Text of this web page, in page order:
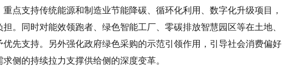
点支持传统能源和制造业节能降碳、循环化利用、数字化升级项目，
。同时对能效领跑者、绿色智能工厂、零碳排放智慧园区等在土地、
先支持。另外强化政府绿色采购的示范引领作用，引导社会消费偏好
侧的持续拉力支撑供给侧的深度变革。